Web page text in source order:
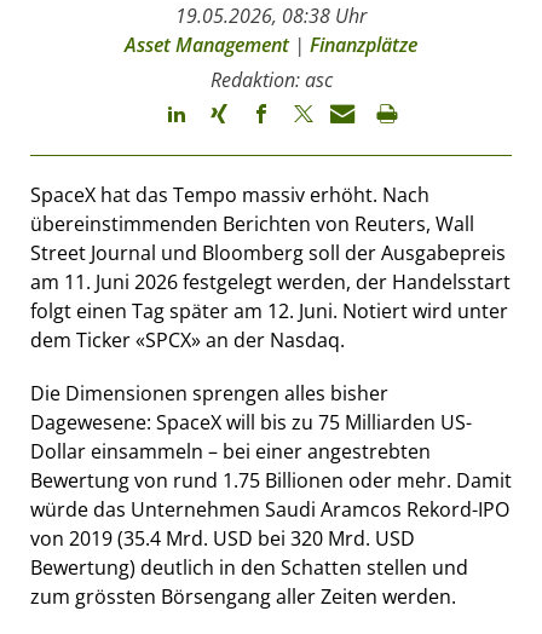
19.05.2026, 08:38 Uhr
Asset Management| Finanzplätze
Redaktion: asc
SpaceX hat das Tempo massiv erhöht. Nach
übereinstimmenden Berichten von Reuters, Wall
Street Journal und Bloomberg soll der Ausgabepreis
am 11. Juni 2026 festgelegt werden, der Handelsstart
folgt einen Tag später am 12. Juni. Notiert wird unter
dem Ticker «SPCX» an der Nasdaq.
Die Dimensionen sprengen alles bisher
Dagewesene: SpaceX will bis zu 75 Milliarden US-
Dollar einsammeln – bei einer angestrebten
Bewertung von rund 1.75 Billionen oder mehr. Damit
würde das Unternehmen Saudi Aramcos Rekord-IPO
von 2019 (35.4 Mrd. USD bei 320 Mrd. USD
Bewertung) deutlich in den Schatten stellen und
zum grössten Börsengang aller Zeiten werden.